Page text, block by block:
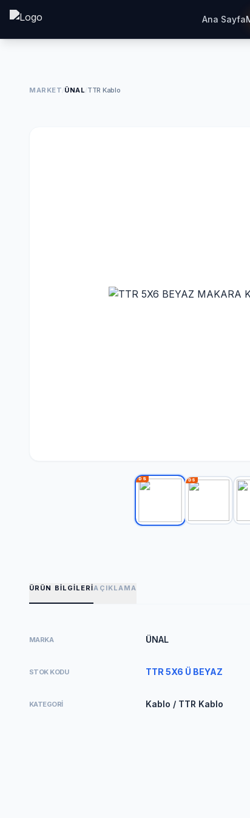
Ana Sayfa
MARKET/ÜNAL/TTR Kablo
DS DS
ÜRÜN BILGILERIAÇIKLAMA
MARKA ÜNAL
STOK KODU TTR 5X6 Ü BEYAZ
KATEGORI Kablo / TTR Kablo